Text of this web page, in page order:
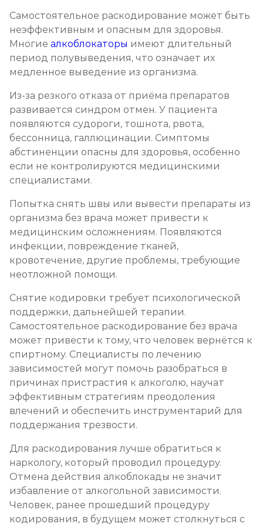
Самостоятельное раскодирование может быть
неэффективным и опасным для здоровья.
Многие алкоблокаторы имеют длительный
период полувыведения, что означает их
медленное выведение из организма.
Из-за резкого отказа от приёма препаратов
развивается синдром отмен. У пациента
появляются судороги, тошнота, рвота,
бессонница, галлюцинации. Симптомы
абстиненции опасны для здоровья, особенно
если не контролируются медицинскими
специалистами.
Попытка снять швы или вывести препараты из
организма без врача может привести к
медицинским осложнениям. Появляются
инфекции, повреждение тканей,
кровотечение, другие проблемы, требующие
неотложной помощи.
Снятие кодировки требует психологической
поддержки, дальнейшей терапии.
Самостоятельное раскодирование без врача
может привести к тому, что человек вернётся к
спиртному. Специалисты по лечению
зависимостей могут помочь разобраться в
причинах пристрастия к алкоголю, научат
эффективным стратегиям преодоления
влечений и обеспечить инструментарий для
поддержания трезвости.
Для раскодирования лучше обратиться к
наркологу, который проводил процедуру.
Отмена действия алкоблокады не значит
избавление от алкогольной зависимости.
Человек, ранее прошедший процедуру
кодирования, в будущем может столкнуться с